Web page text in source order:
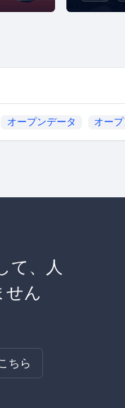
オープンデータ オー
て、人
せん
ちら